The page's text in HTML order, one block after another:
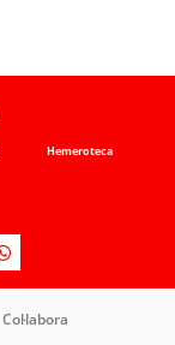
Hemeroteca
Col·labora